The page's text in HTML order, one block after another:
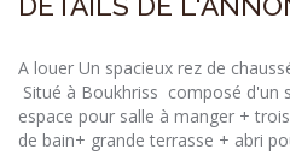
DÉTAILS DE
A louer Un spacieux rez de
Situé à Boukhriss composé d'un
espace pour salle à manger +
de bain+ grande terrasse + abri